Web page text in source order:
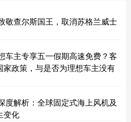
敬查尔斯国王，取消苏格兰威士
车主专享五一假期高速免费？客
政策，与是否为理想车主没有
度解析：全球固定式海上风机及
变化